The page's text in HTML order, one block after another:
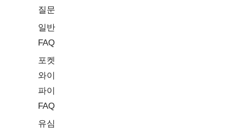
질문
일반
FAQ
포켓
와이
파이
FAQ
유심